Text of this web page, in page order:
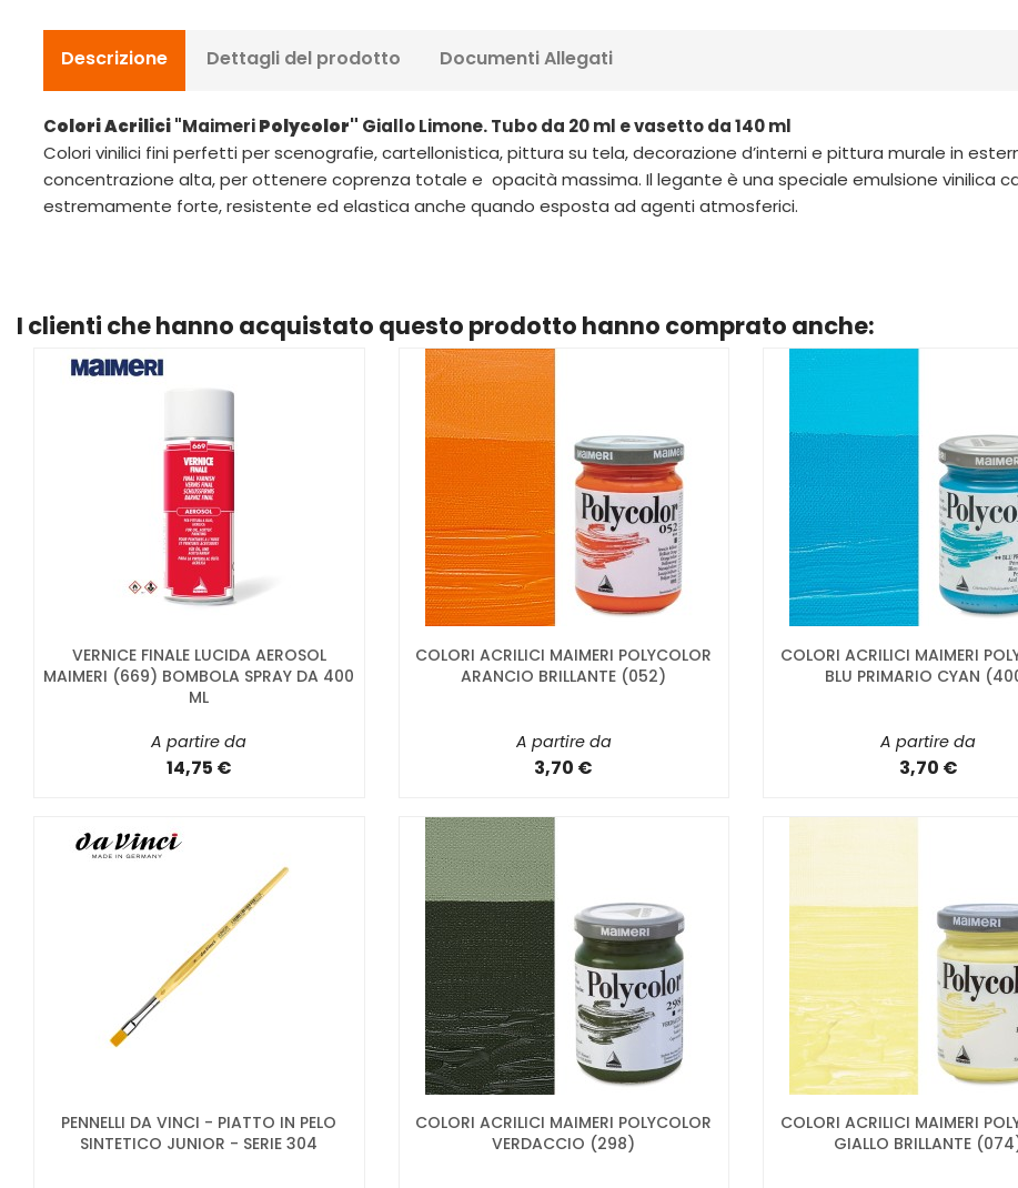
Descrizione Dettagli del prodotto Documenti Allegati
Colori Acrilici"MaimeriPolycolor" Giallo Limone. Tubo da 20 ml e vasetto da 140 ml
Colori vinilici fini perfetti per scenografie, cartellonistica, pittura su tela, decorazione d’interni e pittura murale in
concentrazione alta, per ottenere coprenza totale e opacità massima. Il legante è una speciale emulsione vinilica
estremamente forte, resistente ed elastica anche quando esposta ad agenti atmosferici.
I clienti che hanno acquistato questo prodotto hanno comprato anche:
VERNICE FINALE LUCIDA AEROSOL
MAIMERI (669) BOMBOLA SPRAY DA 400
ML
A partire da
14,75 €
COLORI ACRILICI MAIMERI POLYCOLOR
ARANCIO BRILLANTE (052)
A partire da
3,70 €
COLORI ACRILICI MAIMERI
BLU PRIMARIO CYAN
A partire da
3,70 €
PENNELLI DA VINCI - PIATTO IN PELO
SINTETICO JUNIOR - SERIE 304
COLORI ACRILICI MAIMERI POLYCOLOR
VERDACCIO (298)
COLORI ACRILICI MAIMERI
GIALLO BRILLANTE